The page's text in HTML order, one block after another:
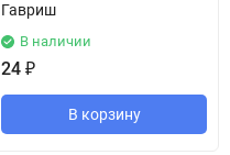
Гавриш
В наличии
24 ₽
В корзину